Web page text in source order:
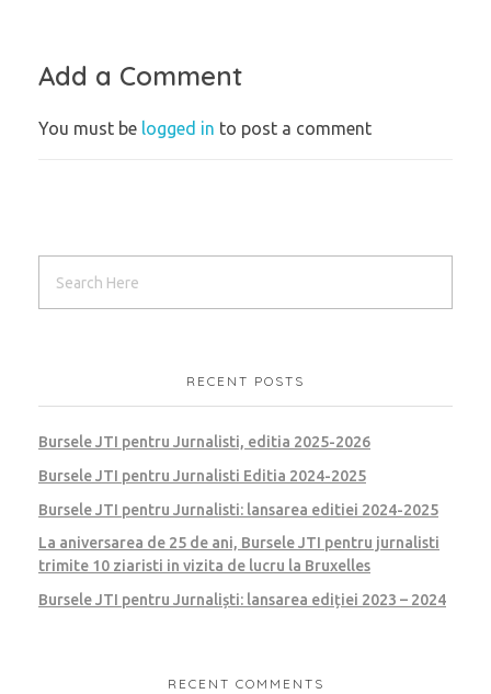
Add a Comment
You must be logged in to post a comment
RECENT POSTS
Bursele JTI pentru Jurnalisti, editia 2025-2026
Bursele JTI pentru Jurnalisti Editia 2024-2025
Bursele JTI pentru Jurnalisti: lansarea editiei 2024-2025
La aniversarea de 25 de ani, Bursele JTI pentru jurnalisti
trimite 10 ziaristi in vizita de lucru la Bruxelles
Bursele JTI pentru Jurnaliști: lansarea ediției 2023 – 2024
RECENT COMMENTS